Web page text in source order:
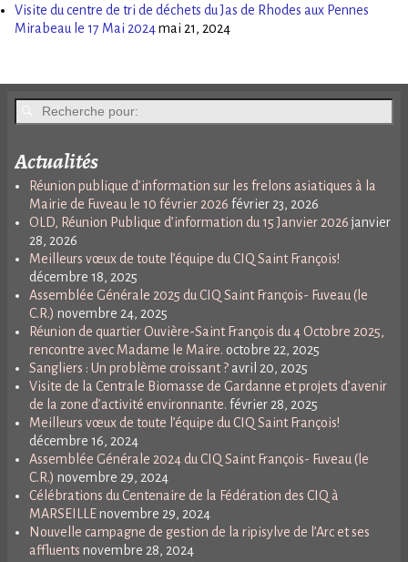
Visite du centre de tri de déchets du Jas de Rhodes aux Pennes
Mirabeau le 17 Mai 2024mai 21, 2024
Actualités
Réunion publique d’information sur les frelons asiatiques à la
Mairie de Fuveau le 10 février 2026 février 23, 2026
OLD, Réunion Publique d’information du 15 Janvier 2026 janvier
28, 2026
Meilleurs vœux de toute l’équipe du CIQ Saint François!
décembre 18, 2025
Assemblée Générale 2025 du CIQ Saint François- Fuveau (le
C.R.) novembre 24, 2025
Réunion de quartier Ouvière-Saint François du 4 Octobre 2025,
rencontre avec Madame le Maire. octobre 22, 2025
Sangliers : Un problème croissant ? avril 20, 2025
Visite de la Centrale Biomasse de Gardanne et projets d’avenir
de la zone d’activité environnante. février 28, 2025
Meilleurs vœux de toute l’équipe du CIQ Saint François!
décembre 16, 2024
Assemblée Générale 2024 du CIQ Saint François- Fuveau (le
C.R.) novembre 29, 2024
Célébrations du Centenaire de la Fédération des CIQ à
MARSEILLEnovembre 29, 2024
Nouvelle campagne de gestion de la ripisylve de l’Arc et ses
affluents novembre 28, 2024